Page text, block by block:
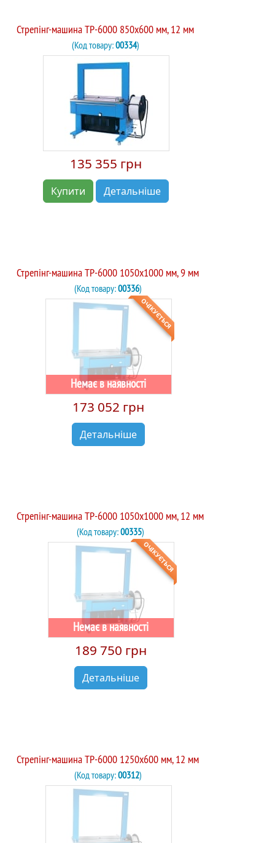
Стрепінг-машина TP-6000 850х600 мм, 12 мм
(Код товару:00334)
135 355 грн
Купити Детальніше
Стрепінг-машина TP-6000 1050х1000 мм, 9 мм
(Код товару:00336)
Немає в наявності
ОЧІКУЄТЬСЯ
173 052 грн
Детальніше
Стрепінг-машина TP-6000 1050х1000 мм, 12 мм
(Код товару:00335)
Немає в наявності
ОЧІКУЄТЬСЯ
189 750 грн
Детальніше
Стрепінг-машина TP-6000 1250х600 мм, 12 мм
(Код товару:00312)